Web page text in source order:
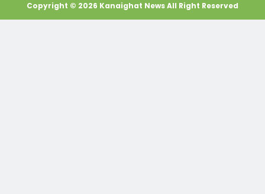
Copyright © 2026 Kanaighat NewsAll Right Reserved